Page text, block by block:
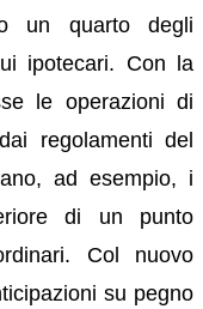
un quarto degli
ipotecari. Con la
le operazioni di
regolamenti del
ad esempio, i
di un punto
Col nuovo
su pegno